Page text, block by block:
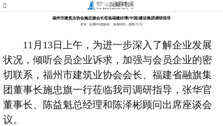
福州市建筑业协会施忠旗会长莅临福建好博(中国)建设集团调研指导
栏目：好博(中国)快讯 发布时间：2020-11-13
11 月 13日上午，为进一步深入了解企业发展
状况，倾听会员企业诉求，加强与会员企业的密
切联系，福州市建筑业协会会长、福建省融旗集
团董事长施忠旗一行莅临我司调研指导，张华官
董事长、陈益魁总经理和陈泽彬顾问出席座谈会
议。